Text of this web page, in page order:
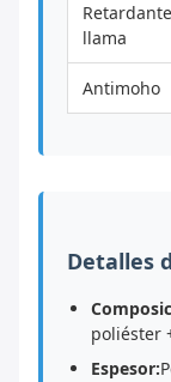
llama
Antimoho
Detalles
poliéster
Espesor: